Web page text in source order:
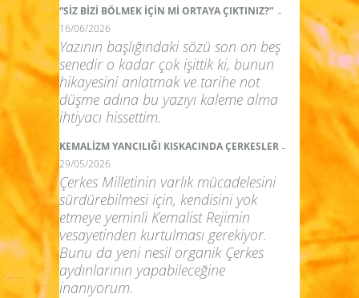
“SİZ BİZİ BÖLMEK İÇİN Mİ ORTAYA ÇIKTINIZ?” -
16/06/2026
Yazının başlığındaki sözü son on beş
senedir o kadar çok işittik ki, bunun
hikayesini anlatmak ve tarihe not
düşme adına bu yazıyı kaleme alma
ihtiyacı hissettim.
KEMALİZM YANCILIĞI KISKACINDA ÇERKESLER -
29/05/2026
Çerkes Milletinin varlık mücadelesini
sürdürebilmesi için, kendisini yok
etmeye yeminli Kemalist Rejimin
vesayetinden kurtulması gerekiyor.
Bunu da yeni nesil organik Çerkes
aydınlarının yapabileceğine
inanıyorum.